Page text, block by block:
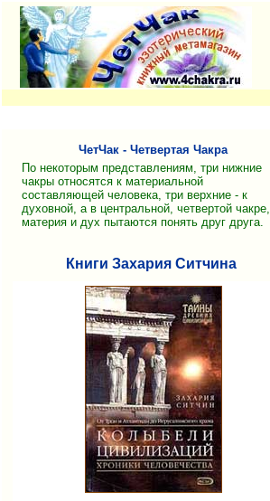
ЧетЧак - Четвертая Чакра
По некоторым представлениям, три нижние
чакры относятся к материальной
составляющей человека, три верхние - к
духовной, а в центральной, четвертой чакре,
материя и дух пытаются понять друг друга.
Книги Захария Ситчина